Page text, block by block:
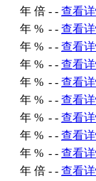
年 倍 - - 查看
年 % - - 查看
年 % - - 查看
年 % - - 查看
年 % - - 查看
年 % - - 查看
年 % - - 查看
年 % - - 查看
年 % - - 查看
年 倍 - - 查看